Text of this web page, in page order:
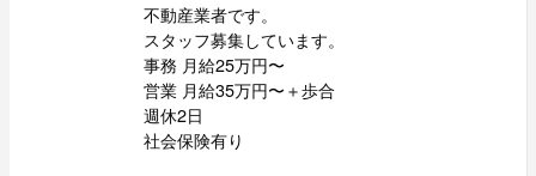
不動産業者です。
スタッフ募集しています。
事務 月給25万円〜
営業 月給35万円〜＋歩合
週休2日
社会保険有り